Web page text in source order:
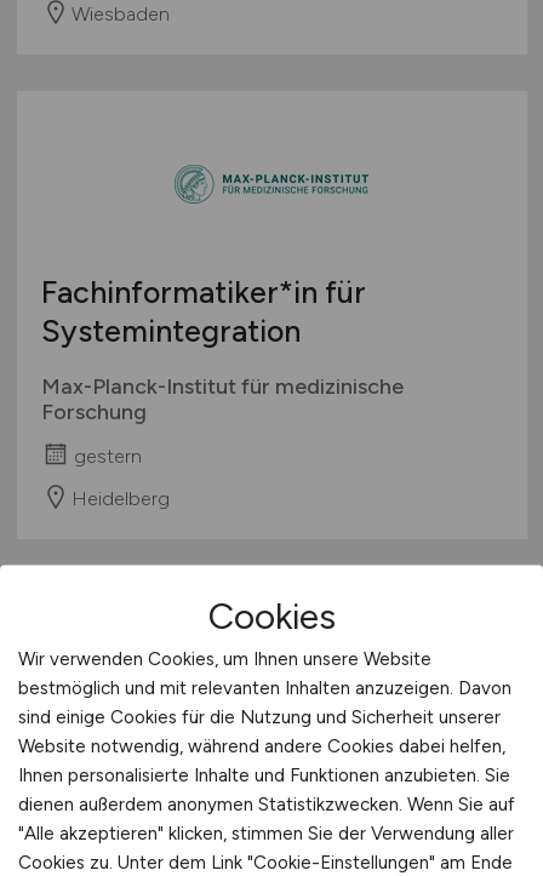
Wiesbaden
Fachinformatiker*in für
Systemintegration
Max-Planck-Institut für medizinische
Forschung
gestern
Heidelberg
Instandhalter:in
(Elektronik/Mechatronik) für
Produktionsanlagen(m/w/d)
Cookies
Wir verwenden Cookies, um Ihnen unsere Website
bestmöglich und mit relevanten Inhalten anzuzeigen. Davon
sind einige Cookies für die Nutzung und Sicherheit unserer
Website notwendig, während andere Cookies dabei helfen,
Ihnen personalisierte Inhalte und Funktionen anzubieten. Sie
dienen außerdem anonymen Statistikzwecken. Wenn Sie auf
"Alle akzeptieren" klicken, stimmen Sie der Verwendung aller
Cookies zu. Unter dem Link "Cookie-Einstellungen" am Ende